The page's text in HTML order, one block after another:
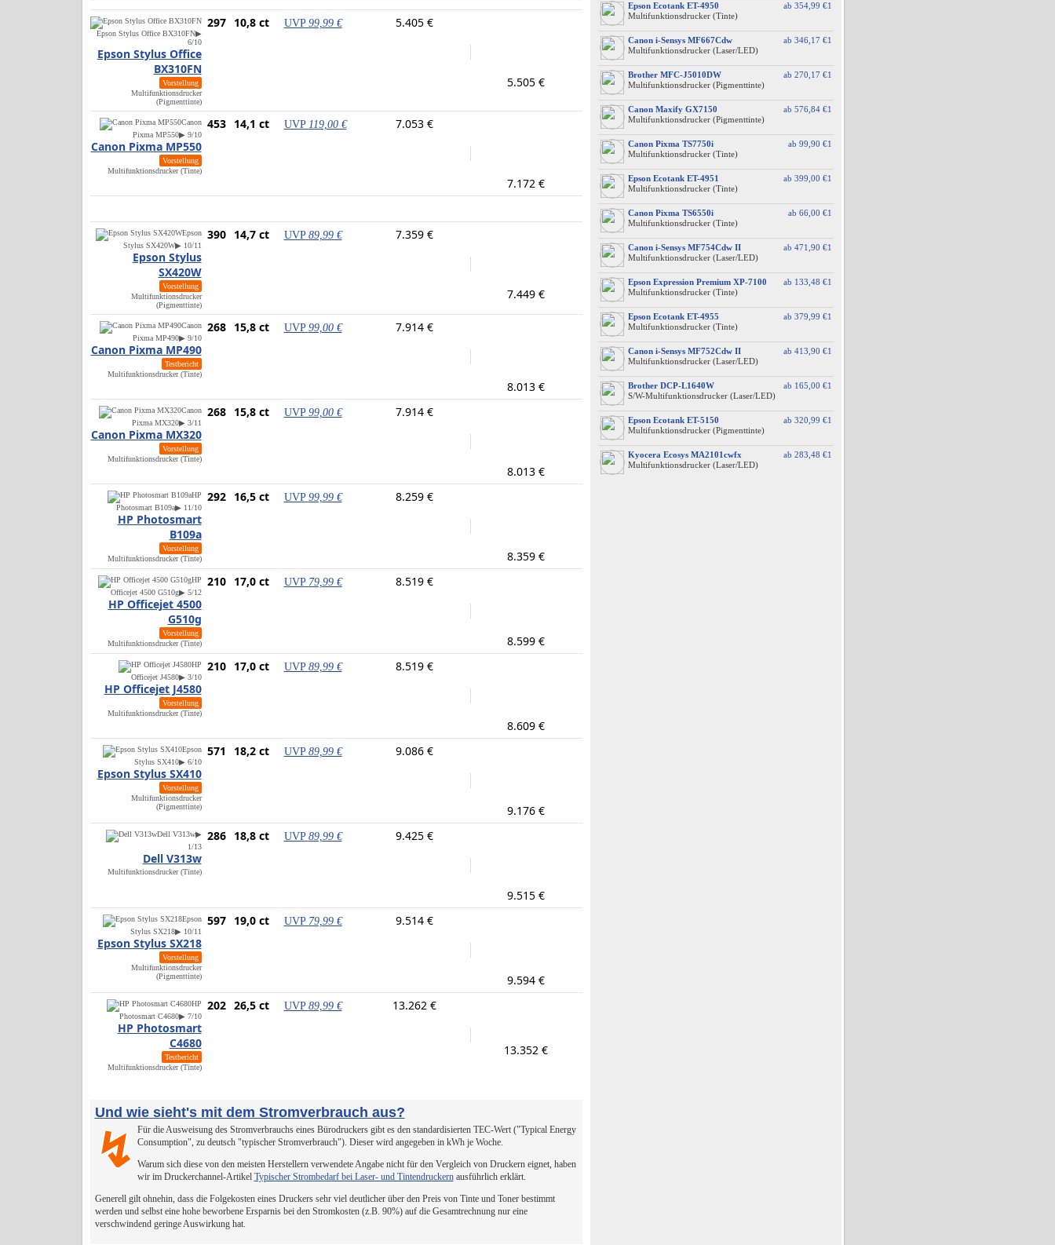
Epson Stylus Office BX310FN▶
6/10
Epson Stylus Office
BX310FN
Vorstellung
Multifunktionsdrucker
(Pigmenttinte)
297 10,8 ct UVP 99,99 € 5.405 €
5.505 €
Canon
Pixma MP550▶ 9/10
Canon Pixma MP550
Vorstellung
Multifunktionsdrucker (Tinte)
453 14,1 ct UVP 119,00 € 7.053 €
7.172 €
Epson
Stylus SX420W▶ 10/11
Epson Stylus
SX420W
Vorstellung
Multifunktionsdrucker
(Pigmenttinte)
390 14,7 ct UVP 89,99 € 7.359 €
7.449 €
Canon
Pixma MP490▶ 9/10
Canon Pixma MP490
Testbericht
Multifunktionsdrucker (Tinte)
268 15,8 ct UVP 99,00 € 7.914 €
8.013 €
Canon
Pixma MX320▶ 3/11
Canon Pixma MX320
Vorstellung
Multifunktionsdrucker (Tinte)
268 15,8 ct UVP 99,00 € 7.914 €
8.013 €
HP
Photosmart B109a▶ 11/10
HP Photosmart
B109a
Vorstellung
Multifunktionsdrucker (Tinte)
292 16,5 ct UVP 99,99 € 8.259 €
8.359 €
HP
Officejet 4500 G510g▶ 5/12
HP Officejet 4500
G510g
Vorstellung
Multifunktionsdrucker (Tinte)
210 17,0 ct UVP 79,99 € 8.519 €
8.599 €
HP
Officejet J4580▶ 3/10
HP Officejet J4580
Vorstellung
Multifunktionsdrucker (Tinte)
210 17,0 ct UVP 89,99 € 8.519 €
8.609 €
Epson
Stylus SX410▶ 6/10
Epson Stylus SX410
Vorstellung
Multifunktionsdrucker
(Pigmenttinte)
571 18,2 ct UVP 89,99 € 9.086 €
9.176 €
Dell V313w▶
1/13
Dell V313w
Multifunktionsdrucker (Tinte)
286 18,8 ct UVP 89,99 € 9.425 €
9.515 €
Epson
Stylus SX218▶ 10/11
Epson Stylus SX218
Vorstellung
Multifunktionsdrucker
(Pigmenttinte)
597 19,0 ct UVP 79,99 € 9.514 €
9.594 €
HP
Photosmart C4680▶ 7/10
HP Photosmart
C4680
Testbericht
Multifunktionsdrucker (Tinte)
202 26,5 ct UVP 89,99 € 13.262 €
13.352 €
Und wie sieht's mit dem Stromverbrauch aus?
↯
Für die Ausweisung des Stromverbrauchs eines Bürodruckers gibt es den standardisierten TEC-Wert ("Typical Energy
Consumption", zu deutsch "typischer Stromverbrauch"). Dieser wird angegeben in kWh je Woche.
Warum sich diese von den meisten Herstellern verwendete Angabe nicht für den Vergleich von Druckern eignet, haben
wir im Druckerchannel-Artikel Typischer Strombedarf bei Laser- und Tintendruckernausführlich erklärt.
Generell gilt ohnehin, dass die Folgekosten eines Druckers sehr viel deutlicher über den Preis von Tinte und Toner bestimmt
werden und selbst eine hohe beworbene Ersparnis bei den Stromkosten (z.B. 90%) auf die Gesamtrechnung nur eine
verschwindend geringe Auswirkung hat.
ab 354,99 €1
Epson Ecotank ET-4950
Multifunktionsdrucker (Tinte)
ab 346,17 €1
Canon i-Sensys MF667Cdw
Multifunktionsdrucker (Laser/LED)
ab 270,17 €1
Brother MFC-J5010DW
Multifunktionsdrucker (Pigmenttinte)
ab 576,84 €1
Canon Maxify GX7150
Multifunktionsdrucker (Pigmenttinte)
ab 99,90 €1
Canon Pixma TS7750i
Multifunktionsdrucker (Tinte)
ab 399,00 €1
Epson Ecotank ET-4951
Multifunktionsdrucker (Tinte)
ab 66,00 €1
Canon Pixma TS6550i
Multifunktionsdrucker (Tinte)
ab 471,90 €1
Canon i-Sensys MF754Cdw II
Multifunktionsdrucker (Laser/LED)
ab 133,48 €1
Epson Expression Premium XP-7100
Multifunktionsdrucker (Tinte)
ab 379,99 €1
Epson Ecotank ET-4955
Multifunktionsdrucker (Tinte)
ab 413,90 €1
Canon i-Sensys MF752Cdw II
Multifunktionsdrucker (Laser/LED)
ab 165,00 €1
Brother DCP-L1640W
S/W-Multifunktionsdrucker (Laser/LED)
ab 320,99 €1
Epson Ecotank ET-5150
Multifunktionsdrucker (Pigmenttinte)
ab 283,48 €1
Kyocera Ecosys MA2101cwfx
Multifunktionsdrucker (Laser/LED)